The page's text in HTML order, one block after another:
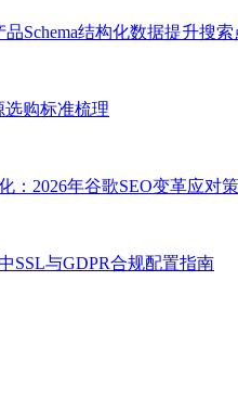
Schema结构化数据提升搜
选购标准梳理
：2026年谷歌SEO变革应对
SSL与GDPR合规配置指南